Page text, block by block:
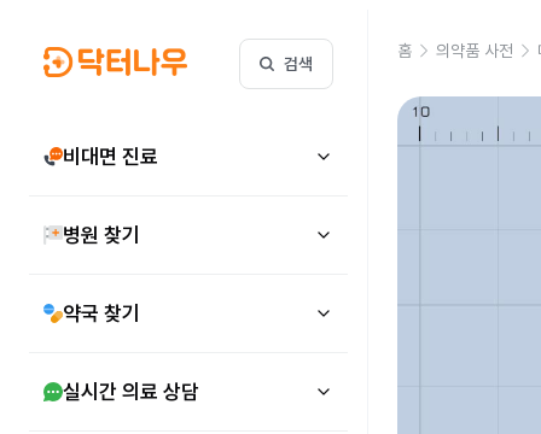
검색
비대면 진료
병원 찾기
약국 찾기
실시간 의료 상담
홈 의약품 사전